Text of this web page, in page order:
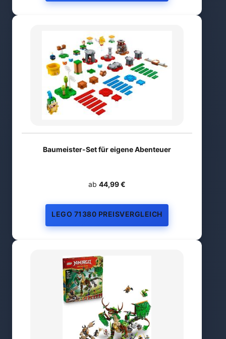
Baumeister-Set für eigene Abenteuer
ab 44,99 €
LEGO 71380 PREISVERGLEICH